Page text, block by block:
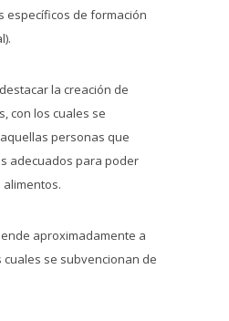
específicos de formación
la creación de
con los cuales se
personas que
adecuados para poder
aproximadamente a
cuales se subvencionan de